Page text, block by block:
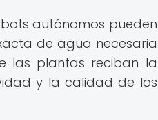
autónomos pueden
de agua necesaria
las plantas reciban la
y la calidad de los